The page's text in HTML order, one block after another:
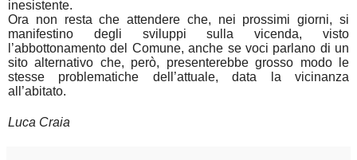
inesistente.
Ora non resta che attendere che, nei prossimi giorni, si
manifestino degli sviluppi sulla vicenda, visto
l’abbottonamento del Comune, anche se voci parlano di un
sito alternativo che, però, presenterebbe grosso modo le
stesse problematiche dell’attuale, data la vicinanza
all’abitato.
Luca Craia